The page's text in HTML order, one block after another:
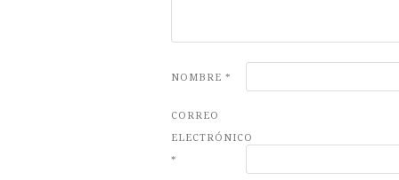
NOMBRE *
CORREO
ELECTRÓNICO
*